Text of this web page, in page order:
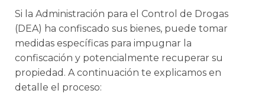
Si la Administración para el Control de Drogas
(DEA) ha confiscado sus bienes, puede tomar
medidas específicas para impugnar la
confiscación y potencialmente recuperar su
propiedad. A continuación te explicamos en
detalle el proceso: